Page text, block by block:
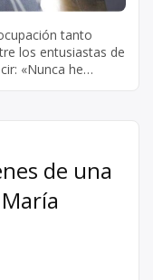
tanto
los entusiastas de
«Nunca he
de una